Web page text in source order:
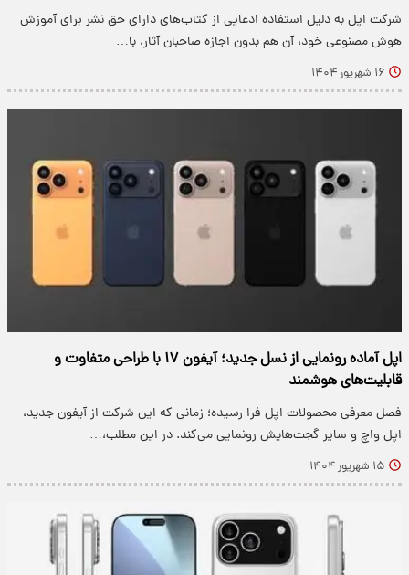
شرکت اپل به دلیل استفاده ادعایی از کتاب‌های دارای حق نشر برای آموزش
هوش مصنوعی خود، آن هم بدون اجازه صاحبان آثار، با…
۱۶ شهریور ۱۴۰۴
اپل آماده رونمایی از نسل جدید؛ آیفون ۱۷ با طراحی متفاوت و
قابلیت‌های هوشمند
فصل معرفی محصولات اپل فرا رسیده؛ زمانی که این شرکت از آیفون جدید،
اپل واچ و سایر گجت‌هایش رونمایی می‌کند. در این مطلب،…
۱۵ شهریور ۱۴۰۴